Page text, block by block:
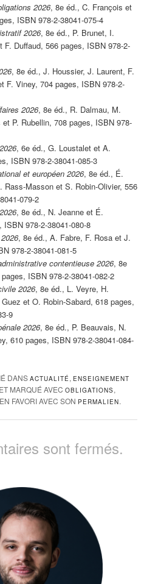
2026, 8e éd., C. François et
ISBN 978-2-38041-075-4
2026, 8e éd., P. Brunet, I.
F. Duffaud, 566 pages, ISBN 978-2-
, 8e éd., J. Houssier, J. Laurent, F.
F. Viney, 704 pages, ISBN 978-2-
2026, 8e éd., R. Dalmau, M.
P. Rubellin, 708 pages, ISBN 978-
, 6e éd., G. Loustalet et A.
ISBN 978-2-38041-085-3
et européen 2026, 8e éd., É.
Rass-Masson et S. Robin-Olivier, 556
079-2
, 8e éd., N. Jeanne et É.
978-2-38041-080-8
, 8e éd., A. Fabre, F. Rosa et J.
978-2-38041-081-5
contentieuse 2026, 8e
ISBN 978-2-38041-082-2
2026, 8e éd., L. Veyre, H.
et O. Robin-Sabard, 618 pages,
9
2026, 8e éd., P. Beauvais, N.
610 pages, ISBN 978-2-38041-084-
DANSACTUALITÉ ,ENSEIGNEMENT
MARQUÉ AVECOBLIGATIONS,
FAVORI AVEC SON PERMALIEN.
sont fermés.